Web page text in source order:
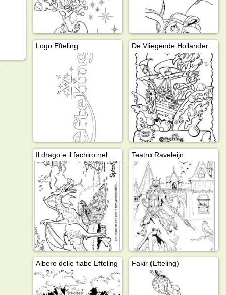
Logo Efteling De Vliegende Hollander (Efteling)
Teatro Raveleijn
Albero delle fiabe Efteling Fakir (Efteling)